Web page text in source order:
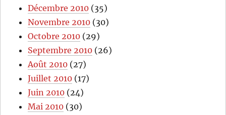
Décembre 2010 (35)
Novembre 2010 (30)
Octobre 2010 (29)
Septembre 2010 (26)
Août 2010 (27)
Juillet 2010 (17)
Juin 2010 (24)
Mai 2010 (30)